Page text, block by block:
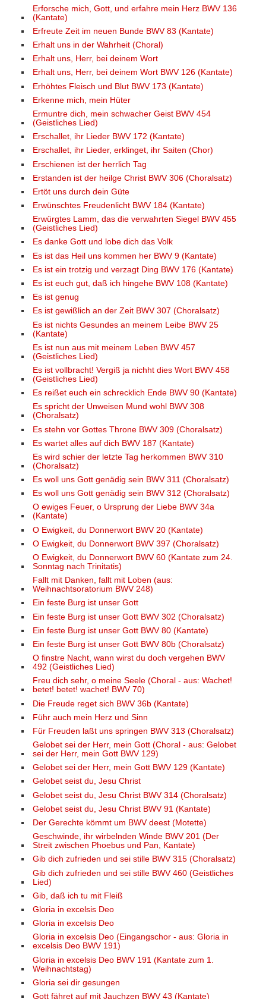
Erforsche mich, Gott, und erfahre mein Herz BWV 136
(Kantate)
Erfreute Zeit im neuen Bunde BWV 83 (Kantate)
Erhalt uns in der Wahrheit (Choral)
Erhalt uns, Herr, bei deinem Wort
Erhalt uns, Herr, bei deinem Wort BWV 126 (Kantate)
Erhöhtes Fleisch und Blut BWV 173 (Kantate)
Erkenne mich, mein Hüter
Ermuntre dich, mein schwacher Geist BWV 454
(Geistliches Lied)
Erschallet, ihr Lieder BWV 172 (Kantate)
Erschallet, ihr Lieder, erklinget, ihr Saiten (Chor)
Erschienen ist der herrlich Tag
Erstanden ist der heilge Christ BWV 306 (Choralsatz)
Ertöt uns durch dein Güte
Erwünschtes Freudenlicht BWV 184 (Kantate)
Erwürgtes Lamm, das die verwahrten Siegel BWV 455
(Geistliches Lied)
Es danke Gott und lobe dich das Volk
Es ist das Heil uns kommen her BWV 9 (Kantate)
Es ist ein trotzig und verzagt Ding BWV 176 (Kantate)
Es ist euch gut, daß ich hingehe BWV 108 (Kantate)
Es ist genug
Es ist gewißlich an der Zeit BWV 307 (Choralsatz)
Es ist nichts Gesundes an meinem Leibe BWV 25
(Kantate)
Es ist nun aus mit meinem Leben BWV 457
(Geistliches Lied)
Es ist vollbracht! Vergiß ja nichht dies Wort BWV 458
(Geistliches Lied)
Es reißet euch ein schrecklich Ende BWV 90 (Kantate)
Es spricht der Unweisen Mund wohl BWV 308
(Choralsatz)
Es stehn vor Gottes Throne BWV 309 (Choralsatz)
Es wartet alles auf dich BWV 187 (Kantate)
Es wird schier der letzte Tag herkommen BWV 310
(Choralsatz)
Es woll uns Gott genädig sein BWV 311 (Choralsatz)
Es woll uns Gott genädig sein BWV 312 (Choralsatz)
O ewiges Feuer, o Ursprung der Liebe BWV 34a
(Kantate)
O Ewigkeit, du Donnerwort BWV 20 (Kantate)
O Ewigkeit, du Donnerwort BWV 397 (Choralsatz)
O Ewigkeit, du Donnerwort BWV 60 (Kantate zum 24.
Sonntag nach Trinitatis)
Fallt mit Danken, fallt mit Loben (aus:
Weihnachtsoratorium BWV 248)
Ein feste Burg ist unser Gott
Ein feste Burg ist unser Gott BWV 302 (Choralsatz)
Ein feste Burg ist unser Gott BWV 80 (Kantate)
Ein feste Burg ist unser Gott BWV 80b (Choralsatz)
O finstre Nacht, wann wirst du doch vergehen BWV
492 (Geistliches Lied)
Freu dich sehr, o meine Seele (Choral - aus: Wachet!
betet! betet! wachet! BWV 70)
Die Freude reget sich BWV 36b (Kantate)
Führ auch mein Herz und Sinn
Für Freuden laßt uns springen BWV 313 (Choralsatz)
Gelobet sei der Herr, mein Gott (Choral - aus: Gelobet
sei der Herr, mein Gott BWV 129)
Gelobet sei der Herr, mein Gott BWV 129 (Kantate)
Gelobet seist du, Jesu Christ
Gelobet seist du, Jesu Christ BWV 314 (Choralsatz)
Gelobet seist du, Jesu Christ BWV 91 (Kantate)
Der Gerechte kömmt um BWV deest (Motette)
Geschwinde, ihr wirbelnden Winde BWV 201 (Der
Streit zwischen Phoebus und Pan, Kantate)
Gib dich zufrieden und sei stille BWV 315 (Choralsatz)
Gib dich zufrieden und sei stille BWV 460 (Geistliches
Lied)
Gib, daß ich tu mit Fleiß
Gloria in excelsis Deo
Gloria in excelsis Deo
Gloria in excelsis Deo (Eingangschor - aus: Gloria in
excelsis Deo BWV 191)
Gloria in excelsis Deo BWV 191 (Kantate zum 1.
Weihnachtstag)
Gloria sei dir gesungen
Gott fähret auf mit Jauchzen BWV 43 (Kantate)